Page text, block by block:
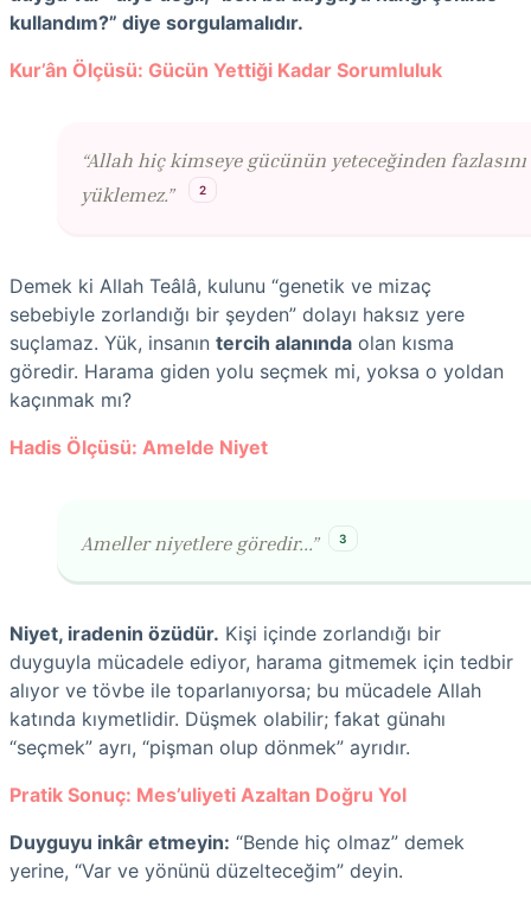
kullandım?” diye sorgulamalıdır.
Kur’ân Ölçüsü: Gücün Yettiği Kadar Sorumluluk
“Allah hiç kimseye gücünün yeteceğinden fazlasını
yüklemez.”
2
Demek ki Allah Teâlâ, kulunu “genetik ve mizaç
sebebiyle zorlandığı bir şeyden” dolayı haksız yere
suçlamaz. Yük, insanın tercih alanında olan kısma
göredir. Harama giden yolu seçmek mi, yoksa o yoldan
kaçınmak mı?
Hadis Ölçüsü: Amelde Niyet
Ameller niyetlere göredir...” 3
Niyet, iradenin özüdür. Kişi içinde zorlandığı bir
duyguyla mücadele ediyor, harama gitmemek için tedbir
alıyor ve tövbe ile toparlanıyorsa; bu mücadele Allah
katında kıymetlidir. Düşmek olabilir; fakat günahı
“seçmek” ayrı, “pişman olup dönmek” ayrıdır.
Pratik Sonuç: Mes’uliyeti Azaltan Doğru Yol
Duyguyu inkâr etmeyin: “Bende hiç olmaz” demek
yerine, “Var ve yönünü düzelteceğim” deyin.